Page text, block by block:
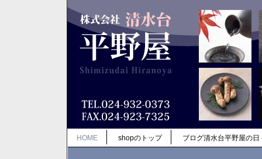
HOME shopのトップ ブログ清水台平野屋の日